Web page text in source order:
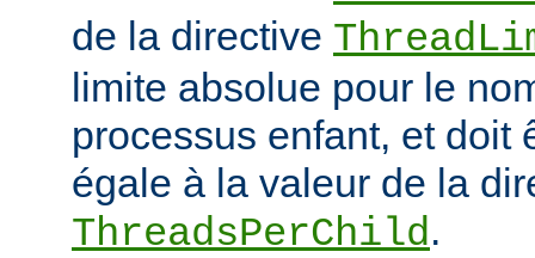
de la directive
limite absolue pour le
processus enfant, et doit
égale à la valeur de la
ThreadsPerChild.